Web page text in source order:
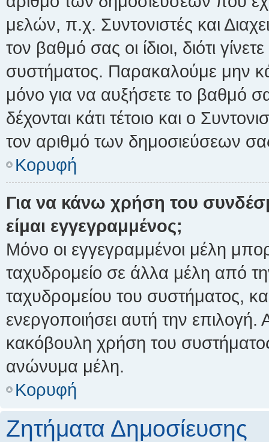
μελών, π.χ. Συντονιστές και
τον βαθμό σας οι ίδιοι, διότι
συστήματος. Παρακαλούμε μην
μόνο για να αυξήσετε το βαθμό
δέχονται κάτι τέτοιο και ο
τον αριθμό των δημοσιεύσεων
Κορυφή
Για να κάνω χρήση του
είμαι εγγεγραμμένος;
Μόνο οι εγγεγραμμένοι μέλη
ταχυδρομείο σε άλλα μέλη από
ταχυδρομείου του συστήματος,
ενεργοποιήσει αυτή την επιλογή.
κακόβουλη χρήση του
ανώνυμα μέλη.
Κορυφή
Ζητήματα Δημοσίευσης